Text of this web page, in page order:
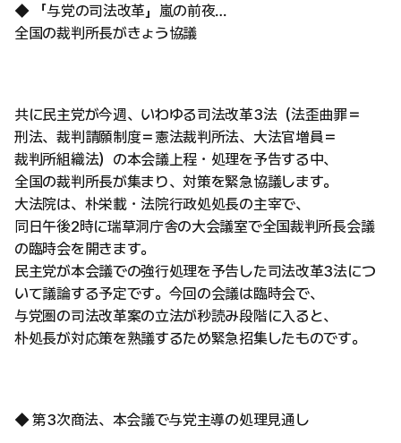
◆ 「与党の司法改革」嵐の前夜…
全国の裁判所長がきょう協議
共に民主党が今週、いわゆる司法改革3法（法歪曲罪＝
刑法、裁判請願制度＝憲法裁判所法、大法官増員＝
裁判所組織法）の本会議上程・処理を予告する中、
全国の裁判所長が集まり、対策を緊急協議します。
大法院は、朴栄載・法院行政処処長の主宰で、
同日午後2時に瑞草洞庁舎の大会議室で全国裁判所長会議
の臨時会を開きます。
民主党が本会議での強行処理を予告した司法改革3法につ
いて議論する予定です。今回の会議は臨時会で、
与党圏の司法改革案の立法が秒読み段階に入ると、
朴処長が対応策を熟議するため緊急招集したものです。
◆ 第3次商法、本会議で与党主導の処理見通し